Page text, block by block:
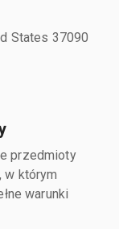
States 37090
przedmioty
w którym
warunki